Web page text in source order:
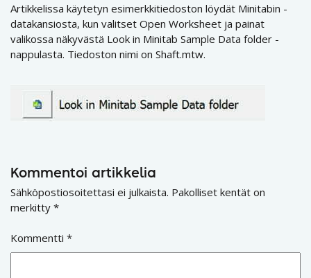
Artikkelissa käytetyn esimerkkitiedoston löydät Minitabin -
datakansiosta, kun valitset Open Worksheet ja painat
valikossa näkyvästä Look in Minitab Sample Data folder -
nappulasta. Tiedoston nimi on Shaft.mtw.
Kommentoi artikkelia
Sähköpostiosoitettasi ei julkaista. Pakolliset kentät on
merkitty *
Kommentti *